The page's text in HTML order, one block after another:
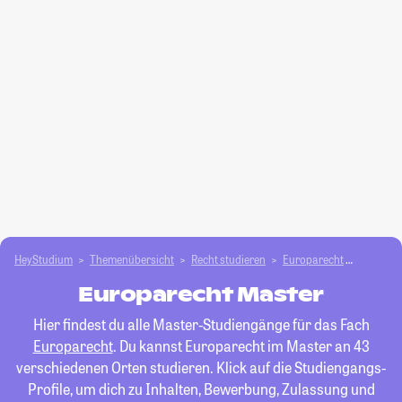
HeyStudium Themenübersicht Recht studieren Europarecht
Europarecht Master
Hier findest du alle Master-Studiengänge für das Fach
Europarecht. Du kannst Europarecht im Master an 43
verschiedenen Orten studieren. Klick auf die Studiengangs-
Profile, um dich zu Inhalten, Bewerbung, Zulassung und